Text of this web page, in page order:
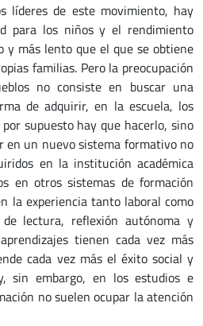
líderes de este movimiento, hay
para los niños y el rendimiento
y más lento que el que se obtiene
familias. Pero la preocupación
no consiste en buscar una
de adquirir, en la escuela, los
supuesto hay que hacerlo, sino
en un nuevo sistema formativo no
en la institución académica
en otros sistemas de formación
la experiencia tanto laboral como
lectura, reflexión autónoma y
tienen cada vez más
cada vez más el éxito social y
sin embargo, en los estudios e
no suelen ocupar la atención